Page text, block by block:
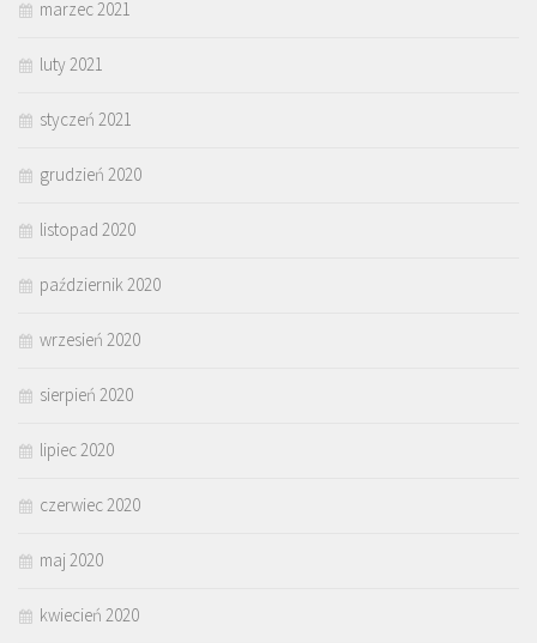
marzec 2021
luty 2021
styczeń 2021
grudzień 2020
listopad 2020
październik 2020
wrzesień 2020
sierpień 2020
lipiec 2020
czerwiec 2020
maj 2020
kwiecień 2020